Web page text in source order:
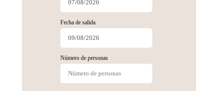
Fecha de salida
Número de personas